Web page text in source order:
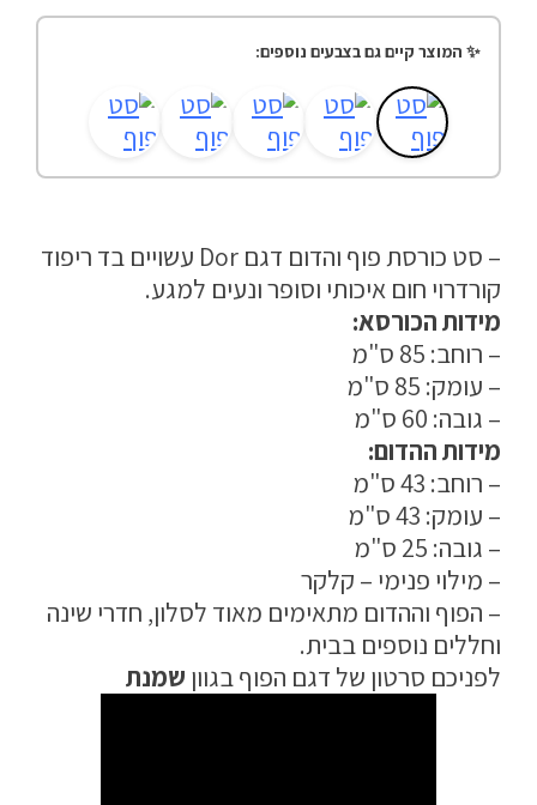
קטלוג צבעים
אודות
טיפים והמלצות
צור קשר
הצהרת נגישות
התחבר / הרשם
✨ המוצר קיים גם בצבעים נוספים:
– סט כורסת פוף והדום דגם Dor עשויים בד ריפוד
קורדרוי חום איכותי וסופר ונעים למגע.
מידות הכורסא:
– רוחב: 85 ס"מ
– עומק: 85 ס"מ
– גובה: 60 ס"מ
מידות ההדום:
– רוחב: 43 ס"מ
– עומק: 43 ס"מ
– גובה: 25 ס"מ
– מילוי פנימי – קלקר
– הפוף וההדום מתאימים מאוד לסלון, חדרי שינה
וחללים נוספים בבית.
לפניכם סרטון של דגם הפוף בגוון שמנת